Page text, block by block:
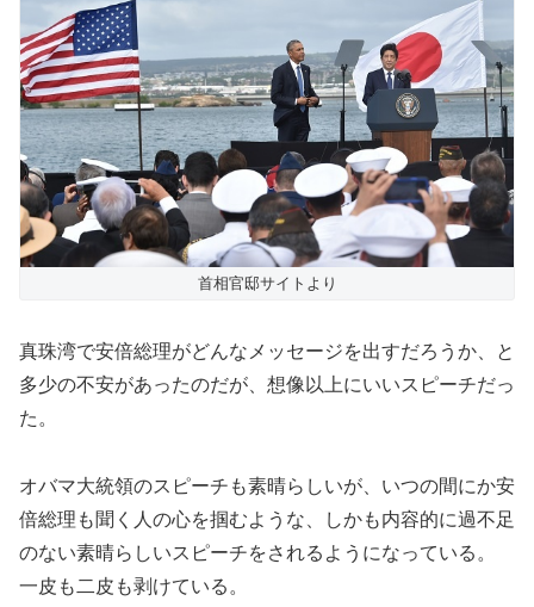
首相官邸サイトより
真珠湾で安倍総理がどんなメッセージを出すだろうか、と
多少の不安があったのだが、想像以上にいいスピーチだっ
た。
オバマ大統領のスピーチも素晴らしいが、いつの間にか安
倍総理も聞く人の心を掴むような、しかも内容的に過不足
のない素晴らしいスピーチをされるようになっている。
一皮も二皮も剥けている。